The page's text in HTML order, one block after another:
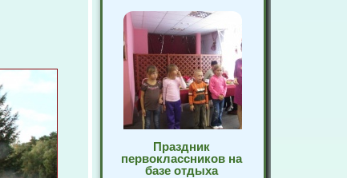
Праздник
первоклассников на
базе отдыха